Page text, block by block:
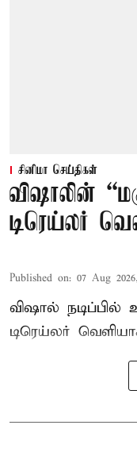
சினிமா செய்திகள்
விஷாலின்
டிரெய்லர்
Published on: 07 Aug
விஷால் நடிப்பில்
டிரெய்லர்